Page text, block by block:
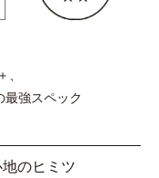
最強スペック
のヒミツ